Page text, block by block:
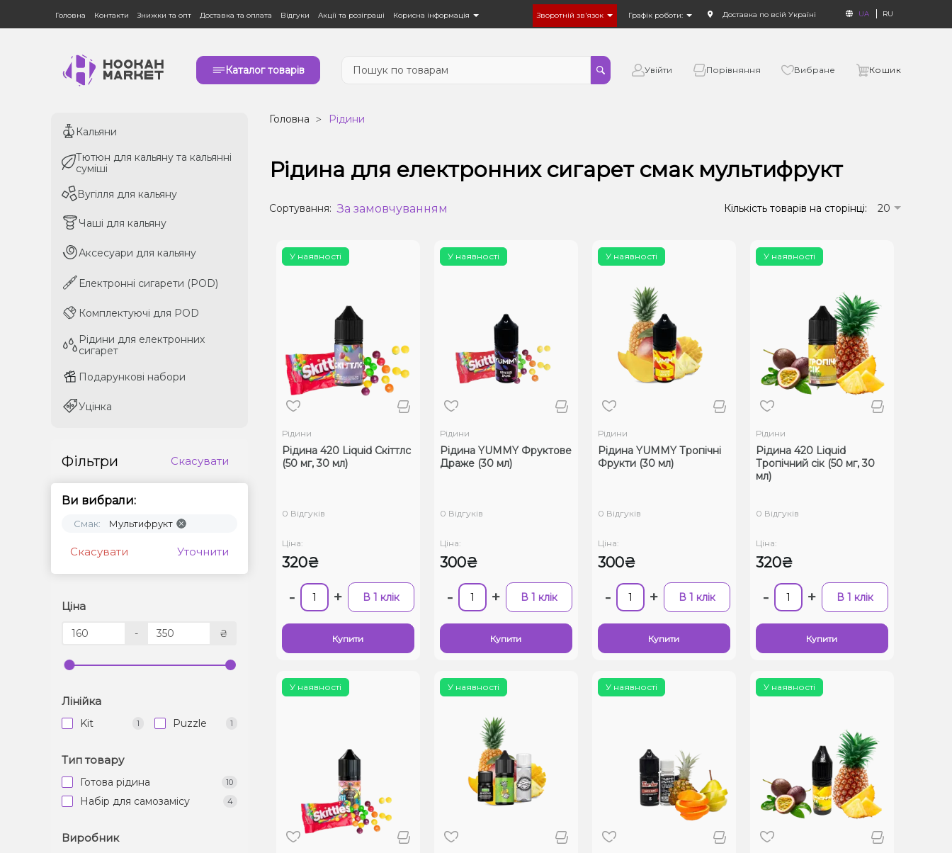
Головна Контакти Знижки та опт Доставка та оплата Відгуки Акції та розіграші Корисна інформація Зворотній зв'язок Графік роботи: Доставка по всій Україні UA RU
Каталог товарів Увійти Порівняння Вибране Кошик
Кальяни
Тютюн для кальяну та кальянні
суміші
Вугілля для кальяну
Чаші для кальяну
Аксесуари для кальяну
Електронні сигарети (POD)
Комплектуючі для POD
Рідини для електронних
сигарет
Подарункові набори
Уцінка
Кальяни
Тютюн для кальяну та кальянні
суміші
Вугілля для кальяну
Чаші для кальяну
Аксесуари для кальяну
Електронні сигарети (POD)
Комплектуючі для POD
Рідини для електронних
сигарет
Подарункові набори
Уцінка
Фільтри Скасувати
Ви вибрали:
Смак: Мультифрукт
Скасувати Уточнити
Ціна
- ₴
Лінійка
Kit 1 Puzzle 1
Тип товару
Готова рідина 10
Набір для самозамісу 4
Виробник
Головна Рідини
Рідина для електронних сигарет смак мультифрукт
Сортування: За замовчуванням Кількість товарів на сторінці: 20
У наявності
Рідини
Рідина 420 Liquid Скіттлс
(50 мг, 30 мл)
0 Відгуків
Ціна:
320₴
- + В 1 клік
Купити
У наявності
Рідини
Рідина YUMMY Фруктове
Драже (30 мл)
0 Відгуків
Ціна:
300₴
- + В 1 клік
Купити
У наявності
Рідини
Рідина YUMMY Тропічні
Фрукти (30 мл)
0 Відгуків
Ціна:
300₴
- + В 1 клік
Купити
У наявності
Рідини
Рідина 420 Liquid
Тропічний сік (50 мг, 30
мл)
0 Відгуків
Ціна:
320₴
- + В 1 клік
Купити
У наявності У наявності У наявності У наявності